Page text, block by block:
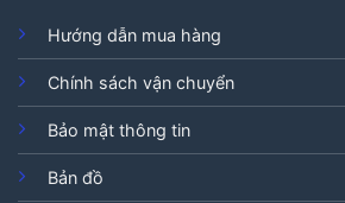
Hướng dẫn mua hàng
Chính sách vận chuyển
Bảo mật thông tin
Bản đồ